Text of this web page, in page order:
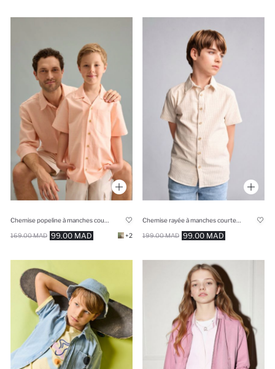
99.00 MAD
169.00 MAD +2 99.00 MAD
199.00 MAD